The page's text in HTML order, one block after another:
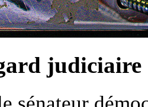
judiciaire